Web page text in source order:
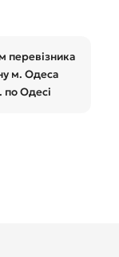
перевізника
м. Одеса
по Одесі